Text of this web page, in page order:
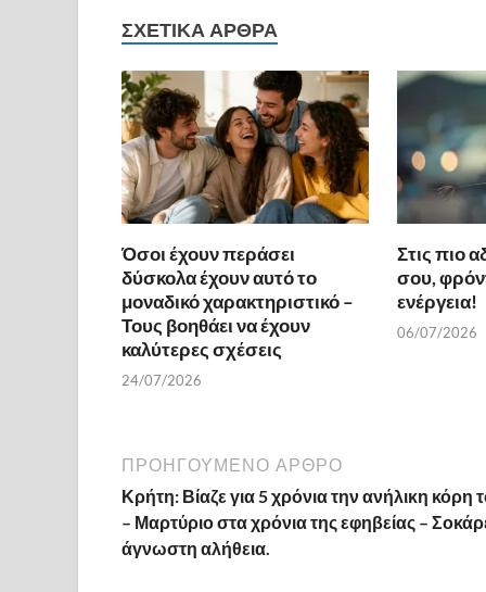
b
o
o
k
er es
t
σ
ίτ
ε
ΣΧΕΤΙΚΆ ΆΡΘΡΑ
Όσοι έχουν περάσει
δύσκολα έχουν αυτό το
μοναδικό χαρακτηριστικό –
Τους βοηθάει να έχουν
καλύτερες σχέσεις
24/07/2026
Στις πιο
σου,
ενέργεια!
06/07/2026
ΠΡΟΗΓΟΎΜΕΝΟ ΆΡΘΡΟ
Κρήτη: Βίαζε για 5 χρόνια την ανήλικη κόρη
– Μαρτύριο στα χρόνια της εφηβείας –
άγνωστη αλήθεια.